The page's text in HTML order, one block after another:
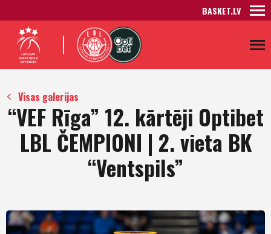
BASKET.LV
Visas galerijas
“VEF Rīga” 12. kārtēji Optibet
LBL ČEMPIONI | 2. vieta BK
“Ventspils”